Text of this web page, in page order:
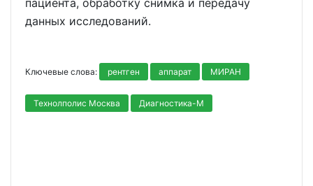
пациента, обработку снимка и передачу
данных исследований.
Ключевые слова: рентген аппарат МИРАН
Технолполис Москва Диагностика-М